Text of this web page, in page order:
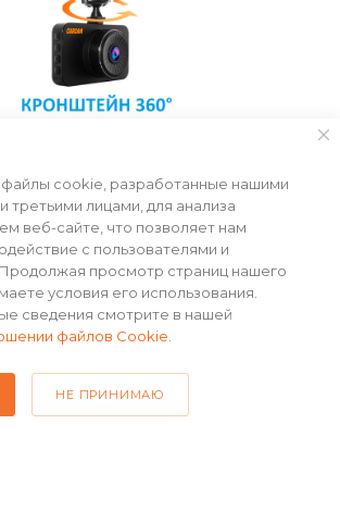
cookie, разработанные нашими
третьими лицами, для анализа
веб-сайте, что позволяет нам
с пользователями и
просмотр страниц нашего
условия его использования.
сведения смотрите в нашей
файлов Cookie
НЕ ПРИНИМАЮ